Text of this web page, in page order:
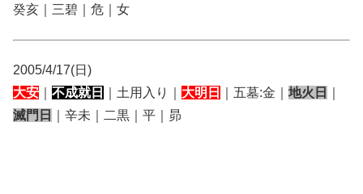
癸亥｜三碧｜危｜女
2005/4/17(日)
大安
不成就日 ｜土用入り｜ 大明日 ｜五墓:金｜ 地火日
滅門日
｜辛未｜二黒｜平｜昴